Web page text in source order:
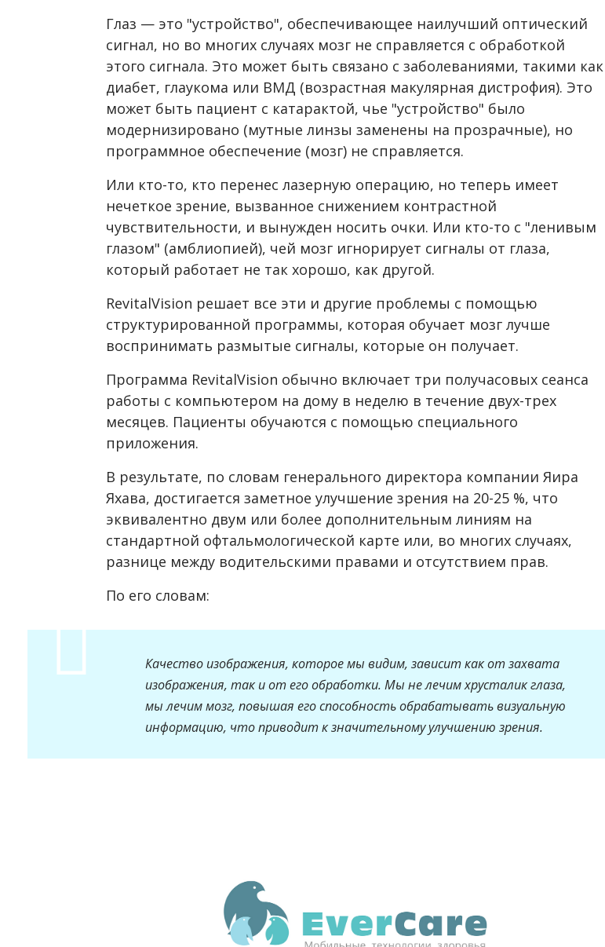
Глаз — это "устройство", обеспечивающее наилучший оптический
сигнал, но во многих случаях мозг не справляется с обработкой
этого сигнала. Это может быть связано с заболеваниями, такими как
диабет, глаукома или ВМД (возрастная макулярная дистрофия). Это
может быть пациент с катарактой, чье "устройство" было
модернизировано (мутные линзы заменены на прозрачные), но
программное обеспечение (мозг) не справляется.
Или кто-то, кто перенес лазерную операцию, но теперь имеет
нечеткое зрение, вызванное снижением контрастной
чувствительности, и вынужден носить очки. Или кто-то с "ленивым
глазом" (амблиопией), чей мозг игнорирует сигналы от глаза,
который работает не так хорошо, как другой.
RevitalVision решает все эти и другие проблемы с помощью
структурированной программы, которая обучает мозг лучше
воспринимать размытые сигналы, которые он получает.
Программа RevitalVision обычно включает три получасовых сеанса
работы с компьютером на дому в неделю в течение двух-трех
месяцев. Пациенты обучаются с помощью специального
приложения.
В результате, по словам генерального директора компании Яира
Яхава, достигается заметное улучшение зрения на 20-25 %, что
эквивалентно двум или более дополнительным линиям на
стандартной офтальмологической карте или, во многих случаях,
разнице между водительскими правами и отсутствием прав.
По его словам:
Качество изображения, которое мы видим, зависит как от захвата
изображения, так и от его обработки. Мы не лечим хрусталик глаза,
мы лечим мозг, повышая его способность обрабатывать визуальную
информацию, что приводит к значительному улучшению зрения.